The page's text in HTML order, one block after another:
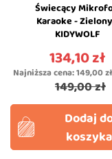
Świecący
Karaoke -
KIDYWOLF
Cena
134,10 zł
Najniższa cena:149,00 zł
149,00 zł
Dodaj
koszyka